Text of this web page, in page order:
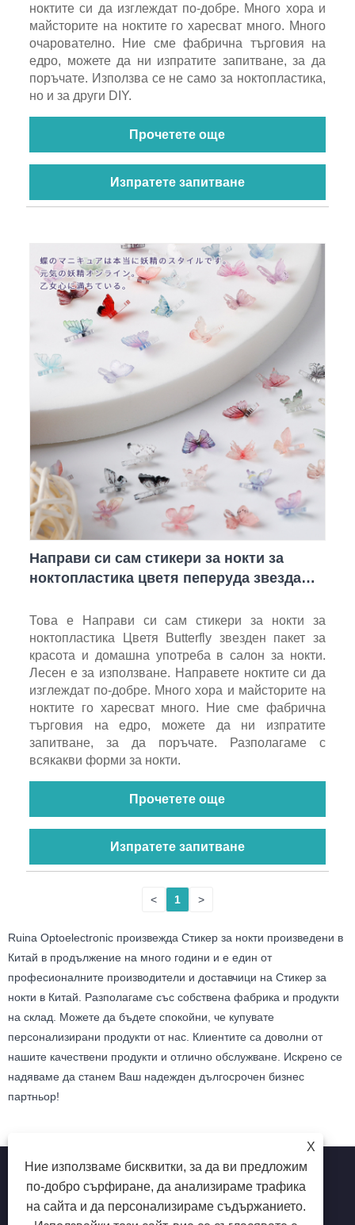
ноктите си да изглеждат по-добре. Много хора и
майсторите на ноктите го харесват много. Много
очарователно. Ние сме фабрична търговия на
едро, можете да ни изпратите запитване, за да
поръчате. Използва се не само за ноктопластика,
но и за други DIY.
Прочетете още
Изпратете запитване
Направи си сам стикери за нокти за
ноктопластика цветя пеперуда звезда
Това е Направи си сам стикери за нокти за
ноктопластика Цветя Butterfly звезден пакет за
красота и домашна употреба в салон за нокти.
Лесен е за използване. Направете ноктите си да
изглеждат по-добре. Много хора и майсторите на
ноктите го харесват много. Ние сме фабрична
търговия на едро, можете да ни изпратите
запитване, за да поръчате. Разполагаме с
всякакви форми за нокти.
Прочетете още
Изпратете запитване
< 1 >
Ruina Optoelectronic произвежда Стикер за нокти произведени в
Китай в продължение на много години и е един от
професионалните производители и доставчици на Стикер за
нокти в Китай. Разполагаме със собствена фабрика и продукти
на склад. Можете да бъдете спокойни, че купувате
персонализирани продукти от нас. Клиентите са доволни от
нашите качествени продукти и отлично обслужване. Искрено се
надяваме да станем Ваш надежден дългосрочен бизнес
партньор!
X
Ние използваме бисквитки, за да ви предложим
по-добро сърфиране, да анализираме трафика
на сайта и да персонализираме съдържанието.
Copyright © 2025 Shenzhen Ruina Optoelectronic Co., Ltd -